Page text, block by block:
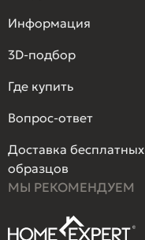
Информация
3D-подбор
Где купить
Вопрос-ответ
Доставка бесплатных
образцов
МЫ РЕКОМЕНДУЕМ